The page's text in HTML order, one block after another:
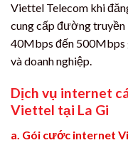
Viettel Telecom khi
cung cấp đường
40Mbps đến 500Mbps
và doanh nghiệp.
Dịch vụ internet
Viettel tại La Gi
a. Gói cước internet